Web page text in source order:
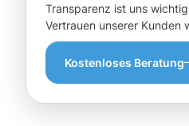
Transparenz ist uns
Vertrauen unserer Kunden
Kostenloses Beratung